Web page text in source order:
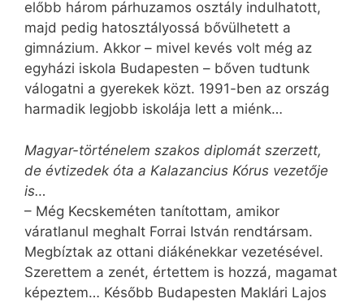
előbb három párhuzamos osztály indulhatott,
majd pedig hatosztályossá bővülhetett a
gimnázium. Akkor – mivel kevés volt még az
egyházi iskola Budapesten – bőven tudtunk
válogatni a gyerekek közt. 1991-ben az ország
harmadik legjobb iskolája lett a miénk…
Magyar-történelem szakos diplomát szerzett,
de évtizedek óta a Kalazancius Kórus vezetője
is…
– Még Kecskeméten tanítottam, amikor
váratlanul meghalt Forrai István rendtársam.
Megbíztak az ottani diákénekkar vezetésével.
Szerettem a zenét, értettem is hozzá, magamat
képeztem… Később Budapesten Maklári Lajos